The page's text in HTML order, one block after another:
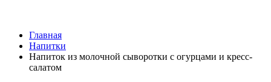
Главная
Напитки
Напиток из молочной сыворотки с огурцами и кресс-
салатом